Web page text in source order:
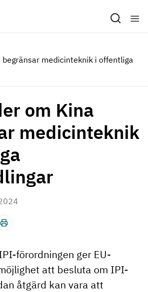
begränsar medicinteknik i offentliga
om Kina
medicinteknik
förordningen ger EU-
att besluta om IPI-
åtgärd kan vara att